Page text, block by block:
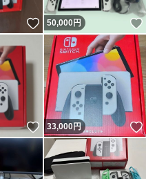
いいね！
50,000円
いいね！
33,000円